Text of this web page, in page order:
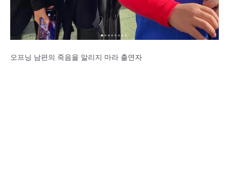
오프닝 남편의 죽음을 알리지 마라 출연자